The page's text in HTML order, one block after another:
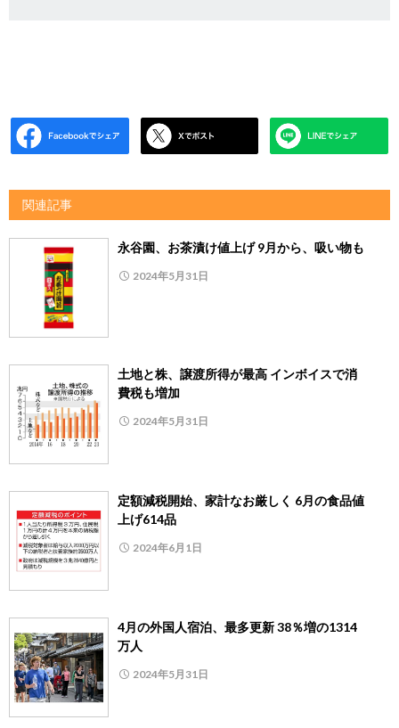
関連記事
永谷園、お茶漬け値上げ 9月から、吸い物も
2024年5月31日
土地と株、譲渡所得が最高 インボイスで消
費税も増加
2024年5月31日
定額減税開始、家計なお厳しく 6月の食品値
上げ614品
2024年6月1日
4月の外国人宿泊、最多更新 38％増の1314
万人
2024年5月31日